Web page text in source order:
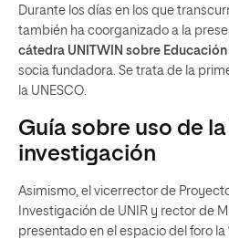
Durante los días en los que
también ha coorganizado a la
cátedra UNITWIN sobre
socia fundadora. Se trata de la
la UNESCO.
Guía sobre uso de
investigación
Asimismo, el vicerrector de
Investigación de UNIR y rector de
presentado en el espacio del foro la